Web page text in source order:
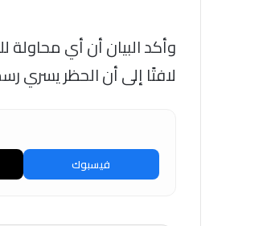
وأكد البيان أن أي محاولة
لافتًا إلى أن الحظر يسري
فيسبوك